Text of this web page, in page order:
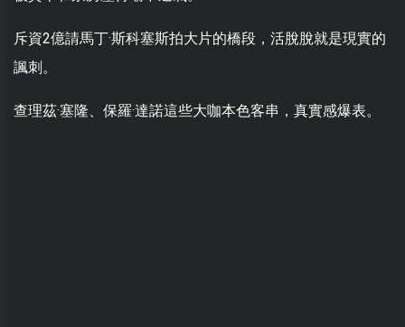
斥資2億請馬丁·斯科塞斯拍大片的橋段，活脫脫就是現實的
諷刺。
查理茲·塞隆、保羅·達諾這些大咖本色客串，真實感爆表。